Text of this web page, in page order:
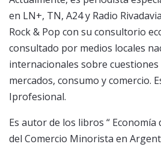
en LN+, TN, A24 y Radio
Rock & Pop con su consultorio
consultado por medios locales
internacionales sobre cuestiones
mercados, consumo y comercio.
Iprofesional.
Es autor de los libros “ Economía
del Comercio Minorista en